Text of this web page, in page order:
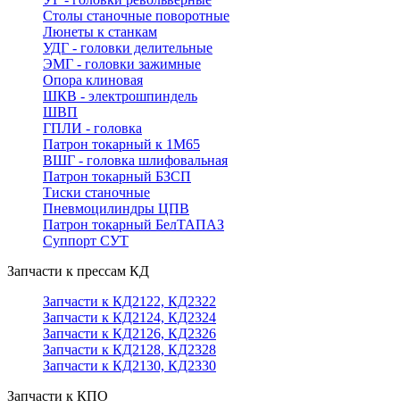
Столы станочные поворотные
Люнеты к станкам
УДГ - головки делительные
ЭМГ - головки зажимные
Опора клиновая
ШКВ - электрошпиндель
ШВП
ГПЛИ - головка
Патрон токарный к 1М65
ВШГ - головка шлифовальная
Патрон токарный БЗСП
Тиски станочные
Пневмоцилиндры ЦПВ
Патрон токарный БелТАПАЗ
Суппорт СУТ
Запчасти к прессам КД
Запчасти к КД2122, КД2322
Запчасти к КД2124, КД2324
Запчасти к КД2126, КД2326
Запчасти к КД2128, КД2328
Запчасти к КД2130, КД2330
Запчасти к КПО